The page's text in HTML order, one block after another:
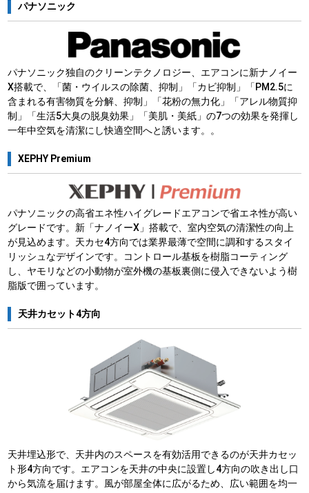
パナソニック
パナソニック独自のクリーンテクノロジー、エアコンに新ナノイー
X搭載で、「菌・ウイルスの除菌、抑制」「カビ抑制」「PM2.5に
含まれる有害物質を分解、抑制」「花粉の無力化」「アレル物質抑
制」「生活5大臭の脱臭効果」「美肌・美紙」の7つの効果を発揮し
一年中空気を清潔にし快適空間へと誘います。。
XEPHY Premium
パナソニックの高省エネ性ハイグレードエアコンで省エネ性が高い
グレードです。新「ナノイーX」搭載で、室内空気の清潔性の向上
が見込めます。天カセ4方向では業界最薄で空間に調和するスタイ
リッシュなデザインです。コントロール基板を樹脂コーティング
し、ヤモリなどの小動物が室外機の基板裏側に侵入できないよう樹
脂版で囲っています。
天井カセット4方向
天井埋込形で、天井内のスペースを有効活用できるのが天井カセッ
ト形4方向です。エアコンを天井の中央に設置し4方向の吹き出し口
から気流を届けます。風が部屋全体に広がるため、広い範囲を均一